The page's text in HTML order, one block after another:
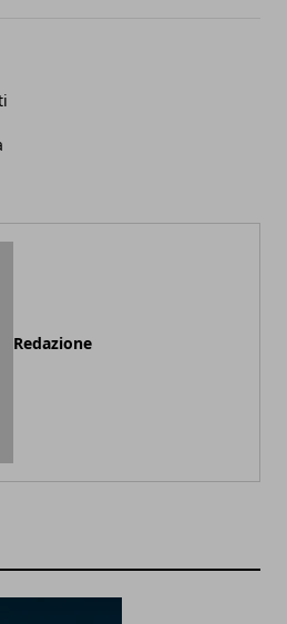
Redazione